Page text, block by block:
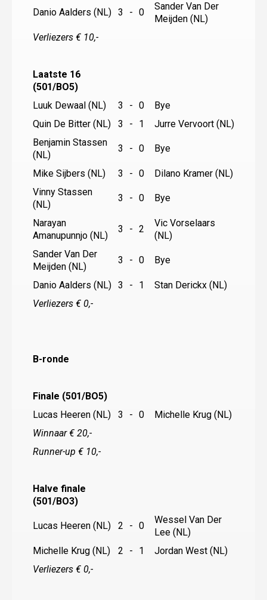
Danio Aalders (NL) 3 - 0
Sander Van Der
Meijden (NL)
Verliezers € 10,-
Laatste 16
(501/BO5)
Luuk Dewaal (NL)
3 - 0
Bye
Quin De Bitter (NL)
3 - 1
Jurre Vervoort (NL)
Benjamin Stassen
(NL)
3 - 0 Bye
Mike Sijbers (NL) 3 - 0
Dilano Kramer (NL)
Vinny Stassen
(NL)
3 - 0 Bye
Narayan
Amanupunnjo (NL)
3 - 2
Vic Vorselaars
(NL)
Sander Van Der
Meijden (NL)
3 - 0 Bye
Danio Aalders (NL) 3 - 1
Stan Derickx (NL)
Verliezers € 0,-
B-ronde
Finale (501/BO5)
Lucas Heeren (NL)
3 - 0
Michelle Krug (NL)
Winnaar € 20,-
Runner-up € 10,-
Halve finale
(501/BO3)
Lucas Heeren (NL) 2 - 0
Wessel Van Der
Lee (NL)
Michelle Krug (NL)
2 - 1
Jordan West (NL)
Verliezers € 0,-